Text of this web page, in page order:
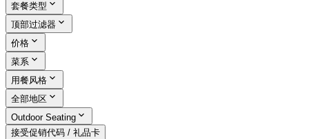
套餐类型
顶部过滤器
价格
菜系
用餐风格
全部地区
Outdoor Seating
接受促销代码 / 礼品卡